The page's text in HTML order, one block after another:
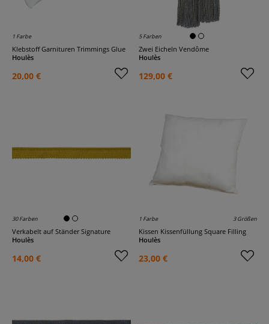
1 Farbe
Klebstoff Garnituren Trimmings Glue
Houlès
20,00 €
5 Farben
Zwei Eicheln Vendôme
Houlès
129,00 €
30 Farben
Verkabelt auf Ständer Signature
Houlès
14,00 €
1 Farbe 3 Größen
Kissen Kissenfüllung Square Filling
Houlès
23,00 €